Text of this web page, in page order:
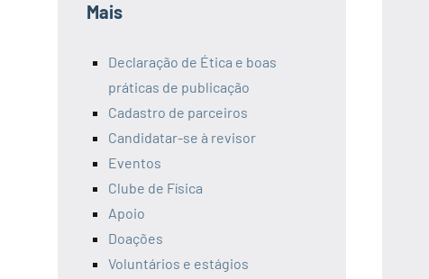
Mais
Declaração de Ética e boas
práticas de publicação
Cadastro de parceiros
Candidatar-se à revisor
Eventos
Clube de Física
Apoio
Doações
Voluntários e estágios